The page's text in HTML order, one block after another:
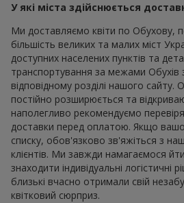
У які міста здійснюється
Ми доставляємо квіти по Обухову,
більшість великих та малих міст
доступних населених пунктів та
транспортування за межами Обухів
відповідному розділі нашого сайту.
постійно розширюється та
наполегливо рекомендуємо
доставки перед оплатою. Якщо
списку, обов'язково зв'яжіться з
клієнтів. Ми завжди намагаємося
знаходити індивідуальні логістичні
близькі вчасно отримали свій
квітковий сюрприз.